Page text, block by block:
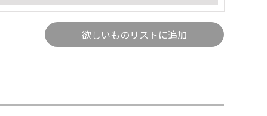
欲しいものリストに追加